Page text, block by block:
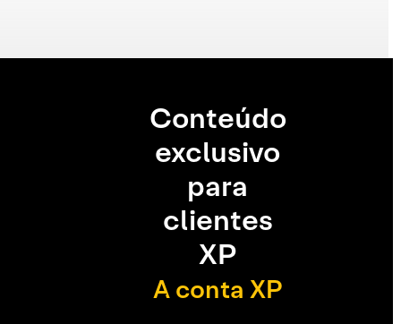
Conteúdo
exclusivo
para
clientes
XP
A conta XP